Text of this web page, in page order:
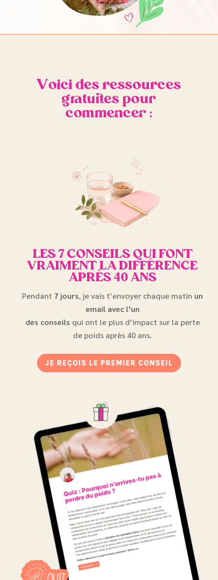
Voici des ressources
gratuites pour
commencer :
LES 7 CONSEILS QUI FONT
VRAIMENT LA DIFFÉRENCE
APRÈS 40 ANS
Pendant 7 jours, je vais t’envoyer chaque matin un
email avec l’un
des conseils qui ont le plus d’impact sur la perte
de poids après 40 ans.
JE REÇOIS LE PREMIER CONSEIL